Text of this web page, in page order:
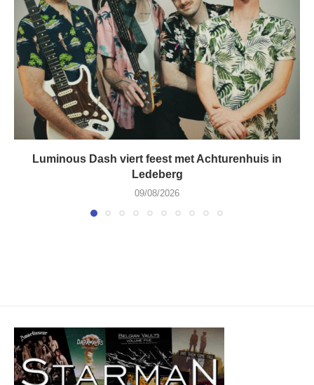
Luminous Dash viert feest met Achturenhuis in
Ledeberg
09/08/2026